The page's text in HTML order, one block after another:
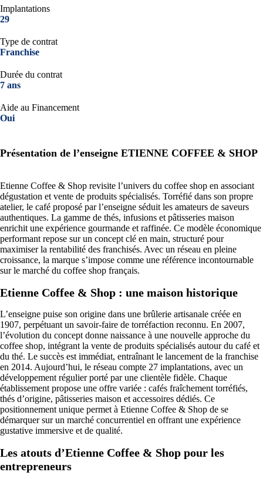
Implantations
29
Type de contrat
Franchise
Durée du contrat
7 ans
Aide au Financement
Oui
Présentation de l’enseigne ETIENNE COFFEE & SHOP
Etienne Coffee & Shop revisite l’univers du coffee shop en associant
dégustation et vente de produits spécialisés. Torréfié dans son propre
atelier, le café proposé par l’enseigne séduit les amateurs de saveurs
authentiques. La gamme de thés, infusions et pâtisseries maison
enrichit une expérience gourmande et raffinée. Ce modèle économique
performant repose sur un concept clé en main, structuré pour
maximiser la rentabilité des franchisés. Avec un réseau en pleine
croissance, la marque s’impose comme une référence incontournable
sur le marché du coffee shop français.
Etienne Coffee & Shop : une maison historique
L’enseigne puise son origine dans une brûlerie artisanale créée en
1907, perpétuant un savoir-faire de torréfaction reconnu. En 2007,
l’évolution du concept donne naissance à une nouvelle approche du
coffee shop, intégrant la vente de produits spécialisés autour du café et
du thé. Le succès est immédiat, entraînant le lancement de la franchise
en 2014. Aujourd’hui, le réseau compte 27 implantations, avec un
développement régulier porté par une clientèle fidèle. Chaque
établissement propose une offre variée : cafés fraîchement torréfiés,
thés d’origine, pâtisseries maison et accessoires dédiés. Ce
positionnement unique permet à Etienne Coffee & Shop de se
démarquer sur un marché concurrentiel en offrant une expérience
gustative immersive et de qualité.
Les atouts d’Etienne Coffee & Shop pour les
entrepreneurs